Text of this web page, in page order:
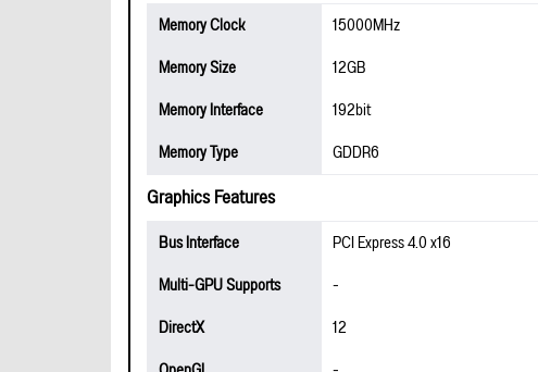
Memory Clock
15000MHz
Memory Size
12GB
Memory Interface
192bit
Memory Type
GDDR6
Graphics Features
Bus Interface
PCI Express 4.0 x16
Multi-GPU Supports
-
DirectX
12